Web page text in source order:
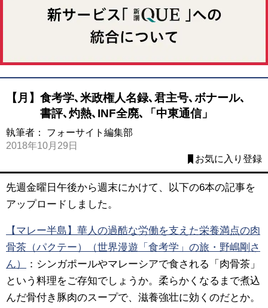
【月】食考学､米政権人名録､君主号､ボナール､
書評､灼熱､INF全廃､「中東通信」
執筆者： フォーサイト編集部
2018年10月29日
お気に入り登録
先週金曜日午後から週末にかけて、以下の6本の記事を
アップロードしました。
【マレー半島】華人の過酷な労働を支えた栄養満点の肉
骨茶（パクテー）（世界漫遊「食考学」の旅・野嶋剛さ
ん）
：シンガポールやマレーシアで食される「肉骨茶」
という料理をご存知でしょうか。柔らかくなるまで煮込
んだ骨付き豚肉のスープで、滋養強壮に効くのだとか。